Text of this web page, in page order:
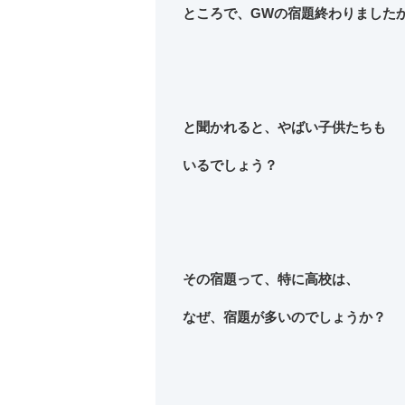
ところで、GWの宿題終わりました
と聞かれると、やばい子供たちも
いるでしょう？
その宿題って、特に高校は、
なぜ、宿題が多いのでしょうか？